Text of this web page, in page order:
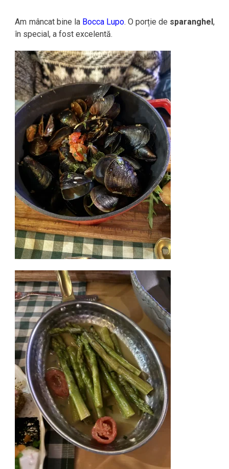
Am mâncat bine la Bocca Lupo. O porție de sparanghel,
în special, a fost excelentă.